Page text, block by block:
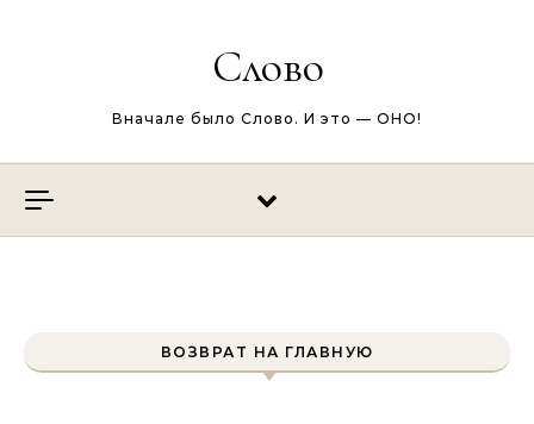
Слово
Вначале было Слово. И это — ОНО!
ВОЗВРАТ НА ГЛАВНУЮ